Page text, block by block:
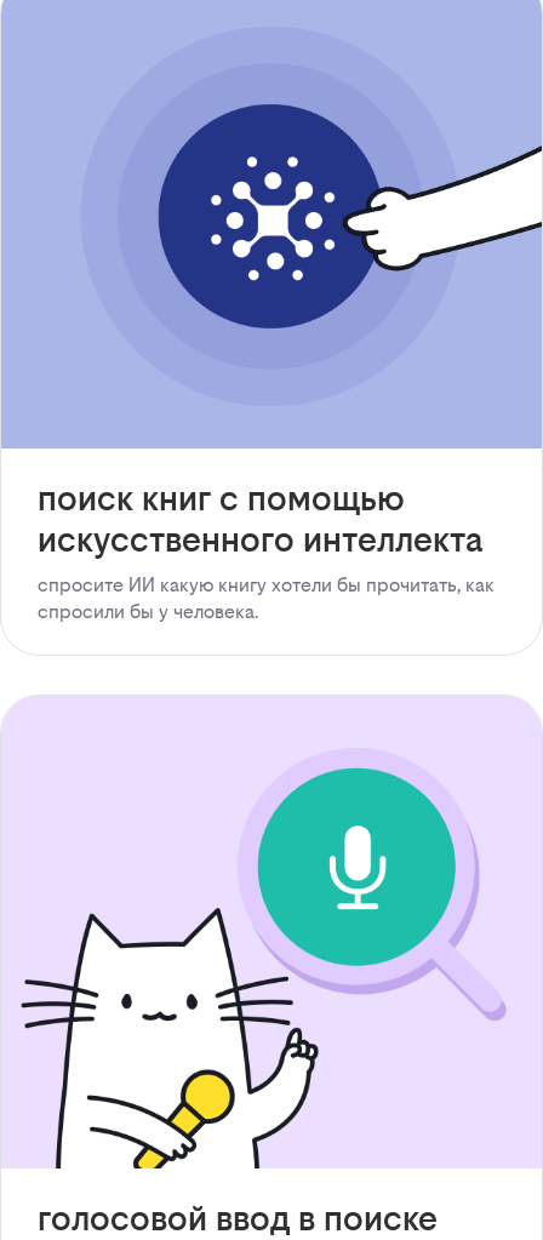
поиск книг с помощью
искусственного интеллекта
спросите ИИ какую книгу хотели бы прочитать, как
спросили бы у человека.
голосовой ввод в поиске